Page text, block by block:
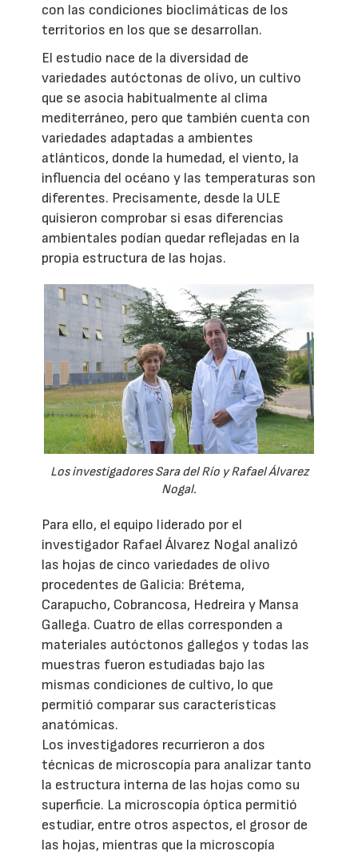
con las condiciones bioclimáticas de los
territorios en los que se desarrollan.
El estudio nace de la diversidad de
variedades autóctonas de olivo, un cultivo
que se asocia habitualmente al clima
mediterráneo, pero que también cuenta con
variedades adaptadas a ambientes
atlánticos, donde la humedad, el viento, la
influencia del océano y las temperaturas son
diferentes. Precisamente, desde la ULE
quisieron comprobar si esas diferencias
ambientales podían quedar reflejadas en la
propia estructura de las hojas.
Los investigadores Sara del Río y Rafael Álvarez
Nogal.
Para ello, el equipo liderado por el
investigador Rafael Álvarez Nogal analizó
las hojas de cinco variedades de olivo
procedentes de Galicia: Brétema,
Carapucho, Cobrancosa, Hedreira y Mansa
Gallega. Cuatro de ellas corresponden a
materiales autóctonos gallegos y todas las
muestras fueron estudiadas bajo las
mismas condiciones de cultivo, lo que
permitió comparar sus características
anatómicas.
Los investigadores recurrieron a dos
técnicas de microscopía para analizar tanto
la estructura interna de las hojas como su
superficie. La microscopía óptica permitió
estudiar, entre otros aspectos, el grosor de
las hojas, mientras que la microscopía